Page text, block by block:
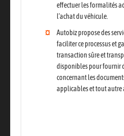
effectuer les formalités
l’achat du véhicule.
Autobiz proposedes
faciliter ce processus et
transaction sûre et
disponibles pour fournir
concernant les
applicables et tout autre